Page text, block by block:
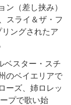
ン（差し挟み）
スライ＆ザ・フ
ングされたア
ベスター・スチ
のベイエリアで
ーズ、姉ロレッ
プで歌い始